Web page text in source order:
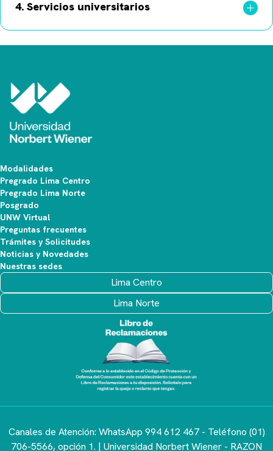
4. Servicios universitarios
https://bolsalaboral.uwiener.edu.pe
Modalidades
Pregrado Lima Centro
Pregrado Lima Norte
Posgrado
UNW Virtual
Preguntas frecuentes
Trámites y Solicitudes
Noticias y Novedades
Nuestras sedes
Lima Centro
Lima Norte
Canales de Atención: WhatsApp 994 612 467 - Teléfono (01)
706-5566, opción 1. | Universidad Norbert Wiener - RAZON